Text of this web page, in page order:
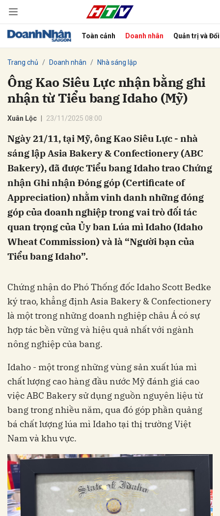
Toàn cảnh Doanh nhân Quản trị và
Trang chủ Doanh nhân Nhà sáng lập
Ông Kao Siêu Lực nhận bằng ghi
nhận từ Tiểu bang Idaho (Mỹ)
Xuân Lộc 23/11/2025 08:00
Ngày 21/11, tại Mỹ, ông Kao Siêu Lực - nhà
sáng lập Asia Bakery & Confectionery (ABC
Bakery), đã được Tiểu bang Idaho trao Chứng
nhận Ghi nhận Đóng góp (Certificate of
Appreciation) nhằm vinh danh những đóng
góp của doanh nghiệp trong vai trò đối tác
quan trọng của Ủy ban Lúa mì Idaho (Idaho
Wheat Commission) và là “Người bạn của
Tiểu bang Idaho”.
Chứng nhận do Phó Thống đốc Idaho Scott Bedke
ký trao, khẳng định Asia Bakery & Confectionery
là một trong những doanh nghiệp châu Á có sự
hợp tác bền vững và hiệu quả nhất với ngành
nông nghiệp của bang.
Idaho - một trong những vùng sản xuất lúa mì
chất lượng cao hàng đầu nước Mỹ đánh giá cao
việc ABC Bakery sử dụng nguồn nguyên liệu từ
bang trong nhiều năm, qua đó góp phần quảng
bá chất lượng lúa mì Idaho tại thị trường Việt
Nam và khu vực.